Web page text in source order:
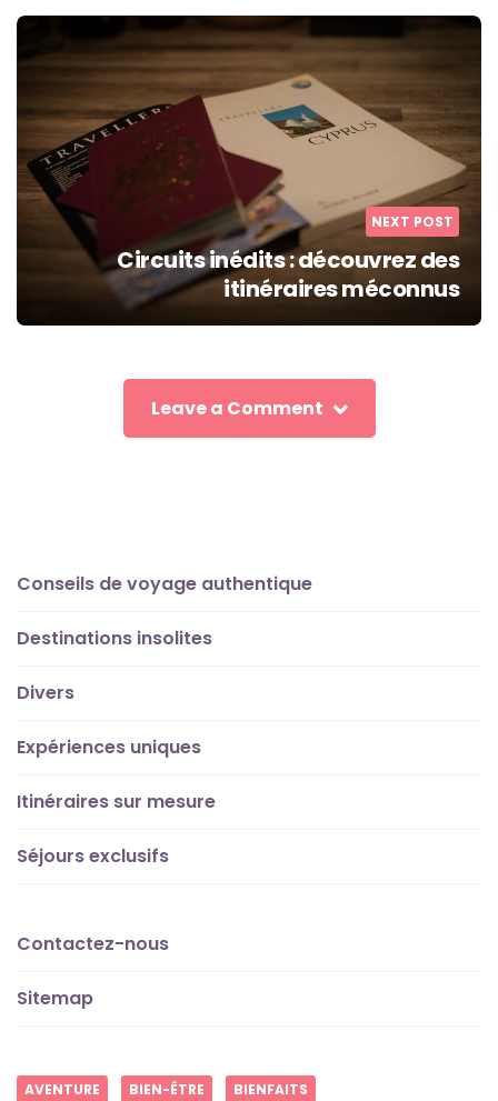
NEXT POST
Circuits inédits : découvrez des
itinéraires méconnus
Leave a Comment
Conseils de voyage authentique
Destinations insolites
Divers
Expériences uniques
Itinéraires sur mesure
Séjours exclusifs
Contactez-nous
Sitemap
AVENTURE BIEN-ÊTRE BIENFAITS